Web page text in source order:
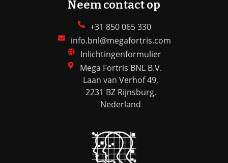
Neem contact op
+31 850 065 330
info.bnl@megafortris.com
Inlichtingenformulier
Mega Fortris BNL B.V.
Laan van Verhof 49,
2231 BZ Rijnsburg,
Nederland